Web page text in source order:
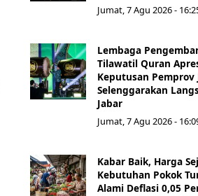
Jumat, 7 Agu 2026 -
Lembaga
Tilawatil Quran
Keputusan Pemprov
Selenggarakan
Jabar
Jumat, 7 Agu 2026 -
Kabar Baik, Harga
Kebutuhan Pokok
Alami Deflasi 0,05